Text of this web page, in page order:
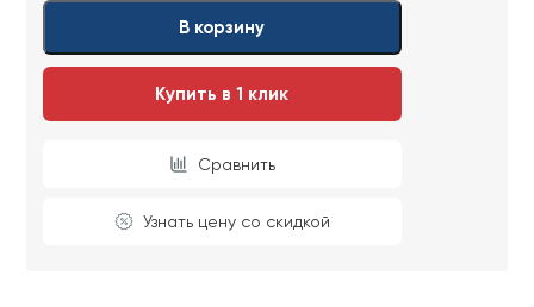
ОТПРАВИТЬ
Ваши данные не будут переданы третьим
лицам
Ваши данные не будут переданы третьим
лицам
В корзину
Купить в 1 клик
Сравнить
Узнать цену со скидкой